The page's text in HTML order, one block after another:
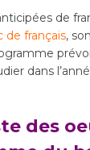
de
de français,
dans
des